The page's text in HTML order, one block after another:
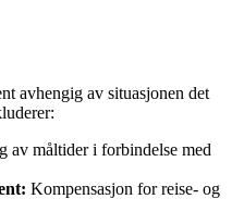
avhengig av situasjonen det
av måltider i forbindelse med
Kompensasjon for reise- og